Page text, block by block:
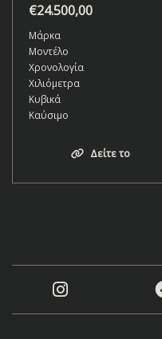
€24.500,00
Μάρκα
Μοντέλο
Χρονολογία
Χιλιόμετρα
Κυβικά
Καύσιμο
Δείτε το